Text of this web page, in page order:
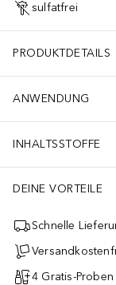
sulfatfrei
PRODUKTDETAILS
ANWENDUNG
INHALTSSTOFFE
DEINE VORTEILE
Schnelle
4 Gratis-Proben